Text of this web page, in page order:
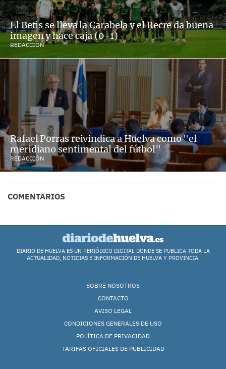
El Betis se lleva la Carabela y el Recre da buena
imagen y hace caja (0-1)
REDACCIÓN
Rafael Porras reivindica a Huelva como "el
meridiano sentimental del fútbol"
REDACCIÓN
COMENTARIOS
DIARIO DE HUELVA ES UN PERIÓDICO DIGITAL DONDE SE PUBLICA TODA LA
ACTUALIDAD, NOTICIAS E INFORMACIÓN DE HUELVA Y PROVINCIA.
SOBRE NOSOTROS
CONTACTO
AVISO LEGAL
CONDICIONES GENERALES DE USO
POLÍTICA DE PRIVACIDAD
TARIFAS OFICIALES DE PUBLICIDAD